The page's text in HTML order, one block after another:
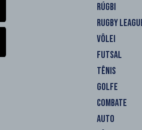
RÚGBI
RUGBY
VÔLEI
FUTSAL
TÊNIS
GOLFE
COMBATE
AUTO